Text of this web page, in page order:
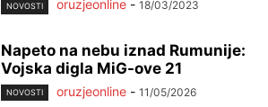
NOVOSTI oruzjeonline - 18/03/2023
Napeto na nebu iznad Rumunije:
Vojska digla MiG-ove 21
NOVOSTI oruzjeonline - 11/05/2026